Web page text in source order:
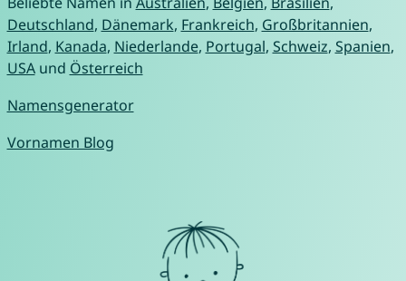
Deutschland, Dänemark, Frankreich, Großbritannien,
Irland, Kanada, Niederlande, Portugal, Schweiz, Spanien,
USAund Österreich
Namensgenerator
Vornamen Blog